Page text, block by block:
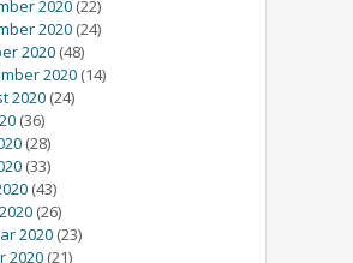
2020 (22)
2020 (24)
2020 (48)
2020 (14)
2020 (24)
(36)
(28)
(33)
(43)
(26)
2020 (23)
2020 (21)